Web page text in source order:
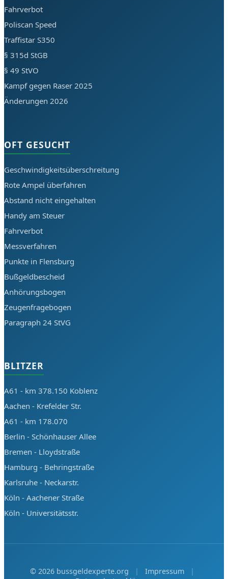
Fahrverbot
Poliscan Speed
Traffistar S350
§ 315d StGB
§ 49 StVO
Kampf gegen Raser 2025
Änderungen 2026
OFT GESUCHT
Geschwindigkeitsüberschreitung
Rote Ampel überfahren
Abstand nicht eingehalten
Handy am Steuer
Fahrverbot
Messverfahren
Punkte in Flensburg
Bußgeldbescheid
Anhörungsbogen
Zeugenfragebogen
Paragraph 24 StVG
BLITZER
A61 - km 378.150 Koblenz
Aachen - Krefelder Str.
A61 - km 178.070
Berlin - Schönhauser Allee
Bremen - Lloydstraße
Hamburg - Behringstraße
Karlsruhe - Neckarstr.
Köln - Aachener Straße
Köln - Universitätsstr.
© 2026bussgeldexperte.org | Impressum
|